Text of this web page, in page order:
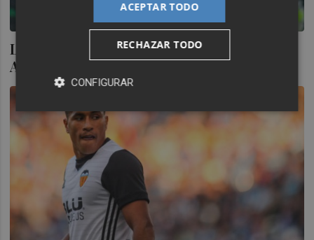
Los centros laterales son el gran talón de
Aquiles de la defensa del Valencia CF
ACEPTAR TODO
RECHAZAR TODO
CONFIGURAR